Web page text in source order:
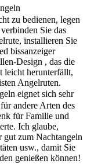
zu bedienen, legen
Sie das
installieren Sie
bissanzeiger
Design , das die
leicht herunterfällt,
Angelruten.
eignet sich sehr
andere Arten des
für Familie und
Ich glaube,
zum Nachtangeln
usw., damit Sie
genießen können!